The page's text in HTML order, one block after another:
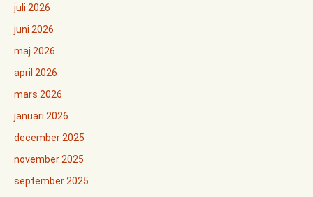
juli 2026
juni 2026
maj 2026
april 2026
mars 2026
januari 2026
december 2025
november 2025
september 2025